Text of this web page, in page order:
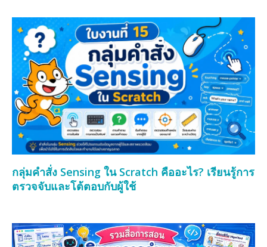
กลุ่มคำสั่ง Sensing ใน Scratch คืออะไร? เรียนรู้การ
ตรวจจับและโต้ตอบกับผู้ใช้